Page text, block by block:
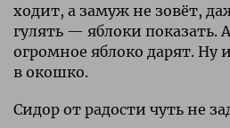
ходит, а замуж не зовёт,
гулять — яблоки показать.
огромное яблоко дарят. Ну
в окошко.
Сидор от радости чуть не